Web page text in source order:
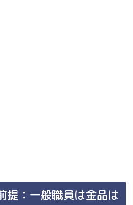
提：一般職員は金品は